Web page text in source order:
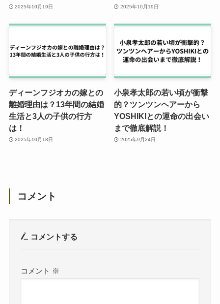
2025年10月19日 2025年10月19日
ディーンフジオカの嫁との
離婚理由は？13年間の結婚
生活と3人の子供の行方
は！
2025年10月18日
小泉孝太郎の若い頃が衝撃
的？ツンツンヘアーから
YOSHIKIとの運命の出会い
まで徹底解説！
2025年9月24日
コメント
コメントする
コメント ※